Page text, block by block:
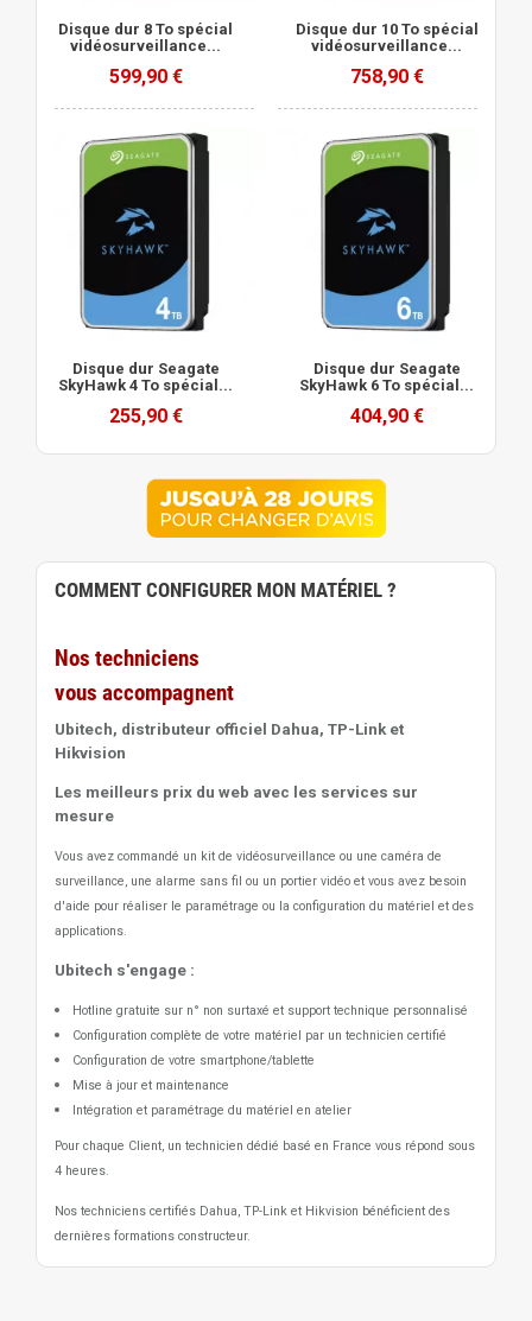
Disque dur 8 To spécial
vidéosurveillance...
599,90 €
Disque dur 10 To spécial
vidéosurveillance...
758,90 €
Disque dur Seagate
SkyHawk 4 To spécial...
255,90 €
Disque dur Seagate
SkyHawk 6 To spécial...
404,90 €
COMMENT CONFIGURER MON MATÉRIEL ?
Nos techniciens
vous accompagnent
Ubitech, distributeur officiel Dahua, TP-Link et
Hikvision
Les meilleurs prix du web avec les services sur
mesure
Vous avez commandé un kit de vidéosurveillance ou une caméra de
surveillance, une alarme sans fil ou un portier vidéo et vous avez besoin
d'aide pour réaliser le paramétrage ou la configuration du matériel et des
applications.
Ubitech s'engage :
Hotline gratuite sur n° non surtaxé et support technique personnalisé
Configuration complète de votre matériel par un technicien certifié
Configuration de votre smartphone/tablette
Mise à jour et maintenance
Intégration et paramétrage du matériel en atelier
Pour chaque Client, un technicien dédié basé en France vous répond sous
4 heures.
Nos techniciens certifiés Dahua, TP-Link et Hikvision bénéficient des
dernières formations constructeur.